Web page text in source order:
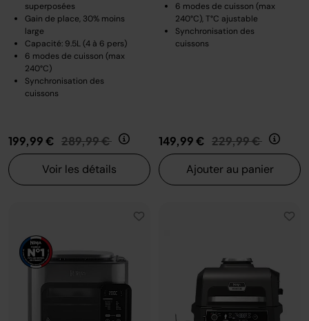
superposées
Gain de place, 30% moins
large
Capacité: 9.5L (4 à 6 pers)
6 modes de cuisson (max
240°C)
Synchronisation des
cuissons
199,99 € Prix réduit de
289,99 € au
Voir les détails
6 modes de cuisson (max
240°C), T°C ajustable
Synchronisation des
cuissons
149,99 € Prix réduit de
229,99 € au
Ajouter au panier